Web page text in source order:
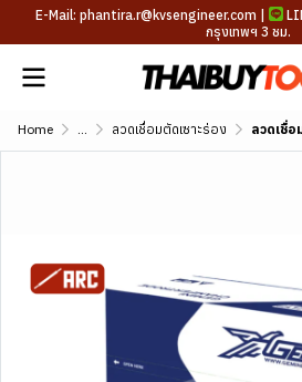
E-Mail: phantira.r@kvsengineer.com |
กรุงเทพฯ 3 ชม.
Home ... ลวดเชื่อมตัดเซาะร่อง ลวดเชื่อมเ